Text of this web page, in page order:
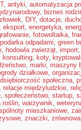
, antyki, automatyzacja
, biznes
, DIY, dotacje,
eksport, energetyka,
, fotowoltaika,
odpadami, green
, hodowla zwierząt, import
konsulting, koty,
, marki, maszyny
działkowe,
społeczna,
relacje międzyludzkie,
, społeczeństwo, startup,
roślin, warzywnik,
mieszkaniowe,
, znaczki,